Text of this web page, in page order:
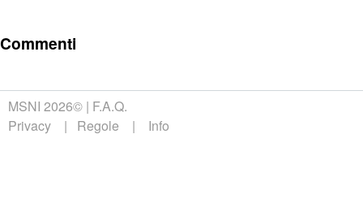
Commenti
MSNI 2026© F.A.Q.
Privacy
Regole Info